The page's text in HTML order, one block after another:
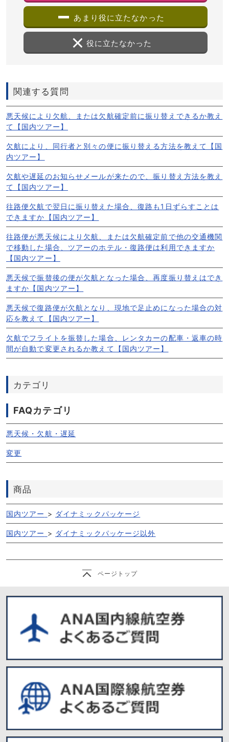
あまり役に立たなかった
役に立たなかった
関連する質問
悪天候により欠航、または欠航確定前に振り替えできるか教え
て【国内ツアー】
欠航により、同行者と別々の便に振り替える方法を教えて【国
内ツアー】
欠航や遅延のお知らせメールが来たので、振り替え方法を教え
て【国内ツアー】
往路便欠航で翌日に振り替えた場合、復路も1日ずらすことは
できますか【国内ツアー】
往路便が悪天候により欠航、または欠航確定前で他の交通機関
で移動した場合、ツアーのホテル・復路便は利用できますか
【国内ツアー】
悪天候で振替後の便が欠航となった場合、再度振り替えはでき
ますか【国内ツアー】
悪天候で復路便が欠航となり、現地で足止めになった場合の対
応を教えて【国内ツアー】
欠航でフライトを振替した場合、レンタカーの配車・返車の時
間が自動で変更されるか教えて【国内ツアー】
カテゴリ
FAQカテゴリ
悪天候・欠航・遅延
変更
商品
国内ツアー > ダイナミックパッケージ
国内ツアー > ダイナミックパッケージ以外
ページトップ